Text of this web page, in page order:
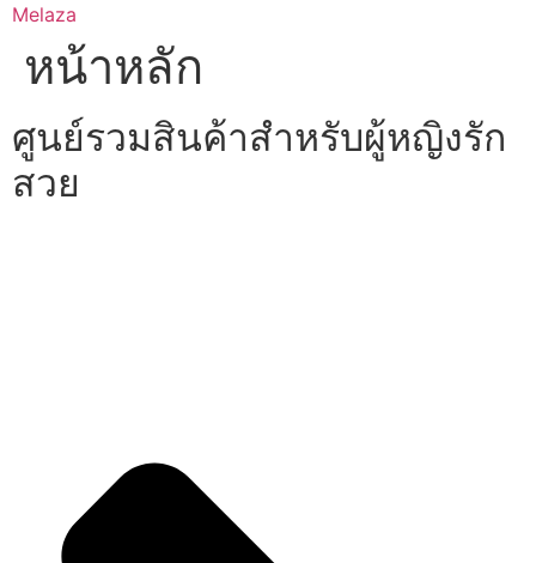
Skip
content
Melaza
หน้าหลัก
ศูนย์รวมสินค้าสำหรับผู้หญิงรัก
สวย